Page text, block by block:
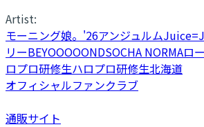
Artist:
モーニング娘。'26アンジュルム
リーBEYOOOOONDSOCHA NORMAロ
ロプロ研修生ハロプロ研修生北海道
オフィシャルファンクラブ
通販サイト